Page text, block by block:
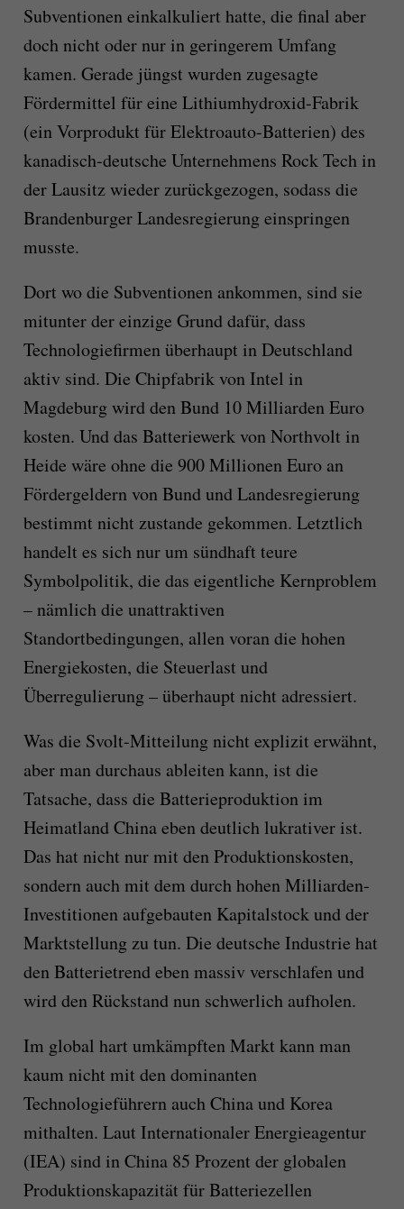
Subventioneneinkalkuliert hatte, die final aber
doch nicht oder nur in geringerem Umfang
kamen. Gerade jüngst wurden zugesagte
Fördermittel füreine Lithiumhydroxid-Fabrik
(ein Vorprodukt für Elektroauto-Batterien) des
kanadisch-deutsche Unternehmens Rock Tech in
der Lausitz wieder zurückgezogen, sodass die
Brandenburger Landesregierung einspringen
musste.
Dort wo die Subventionen ankommen, sind sie
mitunter der einzige Grund dafür, dass
Technologiefirmen überhaupt in Deutschland
aktiv sind. Die Chipfabrik von Intel in
Magdeburg wird den Bund 10 Milliarden Euro
kosten. Und das Batteriewerk von Northvolt in
Heide wäre ohne die 900 Millionen Euro an
Fördergeldern von Bund und Landesregierung
bestimmt nicht zustande gekommen. Letztlich
handelt es sich nur um sündhaft teure
Symbolpolitik, die das eigentliche Kernproblem
– nämlich die unattraktiven
Standortbedingungen, allen voran die hohen
Energiekosten, die Steuerlast und
Überregulierung – überhaupt nicht adressiert.
Was die Svolt-Mitteilung nicht explizit erwähnt,
aber man durchaus ableiten kann, ist die
Tatsache, dass die Batterieproduktion im
Heimatland Chinaebendeutlich lukrativer ist.
Das hat nicht nur mit den Produktionskosten,
sondern auch mit dem durchhohenMilliarden-
Investitionen aufgebauten Kapitalstock und der
Marktstellung zu tun. Die deutsche Industrie hat
den Batterietrend eben massiv verschlafen und
wird den Rückstand nun schwerlich aufholen.
Im global hart umkämpften Markt kann man
kaum nicht mit den dominanten
Technologieführern auch China und Korea
mithalten. Laut Internationaler Energieagentur
(IEA) sind in China 85 Prozent der globalen
Produktionskapazität für Batteriezellen